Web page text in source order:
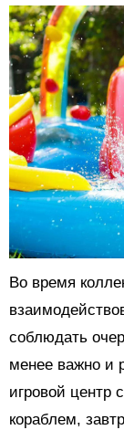
Во время
соблюдать
менее важно и
игровой центр
кораблем,